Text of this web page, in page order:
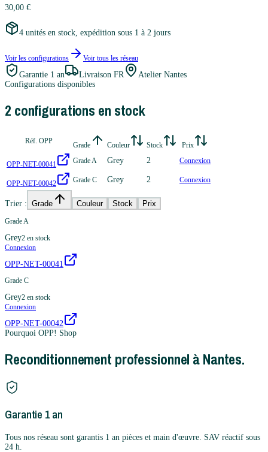
30,00 €
4 unités en stock, expédition sous 1 à 2 jours
Voir les configurations Voir tous les réseau
Garantie 1 an Livraison FR
Atelier Nantes
Configurations disponibles
2 configurations en stock
Réf. OPP Grade Couleur Stock Prix
OPP-NET-00041 Grade A Grey 2 Connexion
OPP-NET-00042 Grade C Grey 2 Connexion
Trier : Grade Couleur Stock Prix
Grade A
Grey2 en stock
Connexion
OPP-NET-00041
Grade C
Grey2 en stock
Connexion
OPP-NET-00042
Pourquoi OPP! Shop
Reconditionnement professionnel à Nantes.
Garantie 1 an
Tous nos réseau sont garantis 1 an pièces et main d'œuvre. SAV réactif sous
24 h.